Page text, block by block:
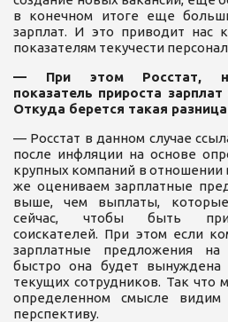
в конечном итоге еще
зарплат. И это приводит нас
показателям текучести
— При этом Росстат,
показатель прироста
Откуда берется такая
— Росстат в данном случае
после инфляции на основе
крупных компаний в отношении
же оцениваем зарплатные
выше, чем выплаты,
сейчас, чтобы быть
соискателей. При этом если
зарплатные предложения
быстро она будет
текущих сотрудников. Так что
определенном смысле видим
перспективу.